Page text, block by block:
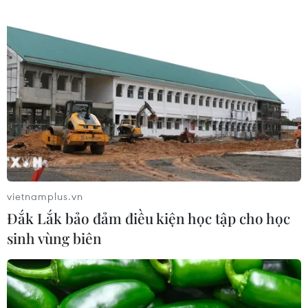
Từ Quảng Ninh đến Quảng Trị chủ
động ứng phó với áp thấp nhiệt đới
07/08/2026 08:21
Hạn hán nghiêm trọng đe dọa "huyết
mạch" kinh tế châu Âu
17 giờ ngày 7/8, mở cửa tràn xả mặt
điều tiết hồ chứa thủy điện Lai Châu
07/08/2026 07:28
vietnamplus.vn
Đắk Lắk bảo đảm điều kiện học tập cho học
sinh vùng biên